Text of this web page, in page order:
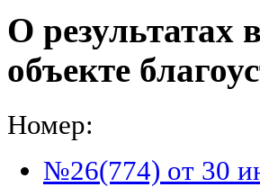
О результатах
объекте
Номер:
№26(774) от 30